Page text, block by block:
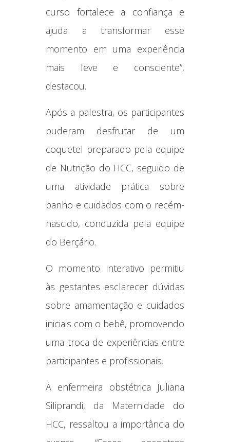
curso fortalece a confiança e
ajuda a transformar esse
momento em uma experiência
mais leve e consciente”,
destacou.
Após a palestra, os participantes
puderam desfrutar de um
coquetel preparado pela equipe
de Nutrição do HCC, seguido de
uma atividade prática sobre
banho e cuidados com o recém-
nascido, conduzida pela equipe
do Berçário.
O momento interativo permitiu
às gestantes esclarecer dúvidas
sobre amamentação e cuidados
iniciais com o bebê, promovendo
uma troca de experiências entre
participantes e profissionais.
A enfermeira obstétrica Juliana
Siliprandi, da Maternidade do
HCC, ressaltou a importância do